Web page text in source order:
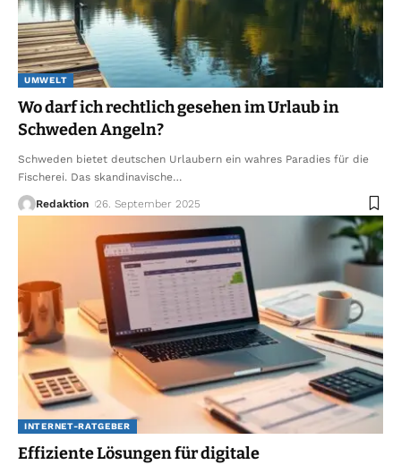
UMWELT
Wo darf ich rechtlich gesehen im Urlaub in
Schweden Angeln?
Schweden bietet deutschen Urlaubern ein wahres Paradies für die
Fischerei. Das skandinavische…
Redaktion 26. September 2025
INTERNET-RATGEBER
Effiziente Lösungen für digitale